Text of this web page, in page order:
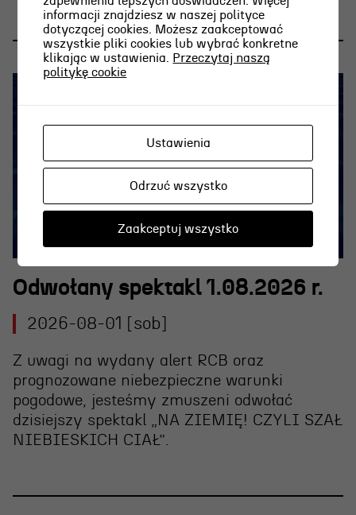
Odwołany spektakl 1.08.2026 r.
2026-08-01 [sob]
Z uwagi na wydany alert RCB oraz
prognozowane niebezpieczne warunki
pogodowe, jesteśmy zmuszeni odwołać
dzisiejszy spektakl „NA ZIEMIĘ! CZYLI SZAŁ
NIEBIESKICH CIAŁ”.
informacji znajdziesz w naszej polityce
dotyczącej cookies. Możesz zaakceptować
wszystkie pliki cookies lub wybrać konkretne
klikając w ustawienia. Przeczytaj naszą
politykę cookie
Ustawienia
Odrzuć wszystko
Zaakceptuj wszystko